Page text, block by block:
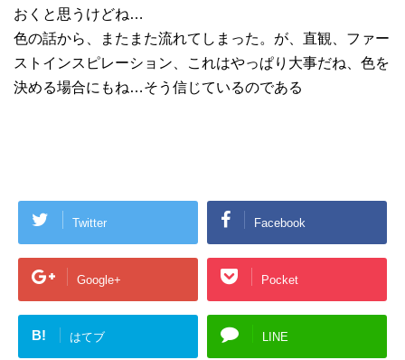
おくと思うけどね…
色の話から、またまた流れてしまった。が、直観、ファー
ストインスピレーション、これはやっぱり大事だね、色を
決める場合にもね…そう信じているのである
Twitter Facebook
Google+ Pocket
B! はてブ LINE